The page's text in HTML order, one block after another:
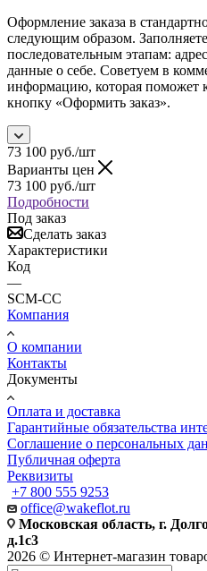
Оформление заказа в
следующим образом.
последовательным этапам:
данные о себе. Советуем в
информацию, которая поможет
кнопку «Оформить заказ».
73 100 руб./шт
Варианты цен
73 100 руб./шт
Подробности
Под заказ
Сделать заказ
Характеристики
Код
—
SCM-CC
Компания
О компании
Контакты
Документы
Оплата и доставка
Гарантийные обязательства
Соглашение о персональных
Публичная оферта
Реквизиты
+7 800 555 9253
office@wakeflot.ru
Московская область, г.
д.1с3
2026 © Интернет-магазин